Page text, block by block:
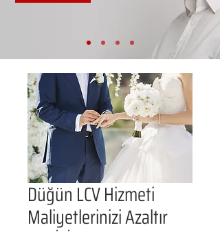
Düğün LCV Hizmeti
Maliyetlerinizi Azaltır